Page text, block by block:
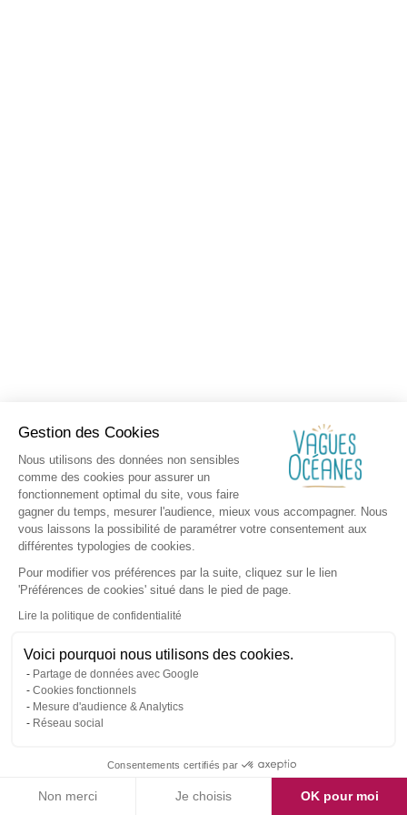
Gestion des Cookies
Nous utilisons des données non sensibles
comme des cookies pour assurer un
fonctionnement optimal du site, vous faire
gagner du temps, mesurer l'audience, mieux vous accompagner. Nous
vous laissons la possibilité de paramétrer votre consentement aux
différentes typologies de cookies.
Pour modifier vos préférences par la suite, cliquez sur le lien
'Préférences de cookies' situé dans le pied de page.
Lire la politique de confidentialité
Voici pourquoi nous utilisons des cookies.
Partage de données avec Google
Cookies fonctionnels
Mesure d'audience & Analytics
Réseau social
Consentements certifiés par
Non merci Je choisis OK pour moi